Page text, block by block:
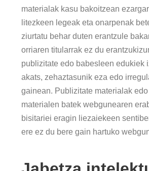
materialak kasu bakoitzean
litezkeen legeak eta onarpenak
ziurtatu behar duten erantzule
orriaren titularrak ez du
publizitate edo babesleen edukiek
akats, zehaztasunik eza edo
gainean. Publizitate materialak
materialen batek webgunearen
bisitariei eragin liezaiekeen
ere ez du bere gain hartuko